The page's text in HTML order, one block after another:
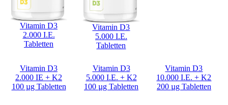
Vitamin D3
2.000 I.E.
Tabletten
Vitamin D3
5.000 I.E.
Tabletten
Vitamin D3
2.000 IE + K2
100 µg Tabletten
Vitamin D3
5.000 I.E. + K2
100 µg Tabletten
Vitamin D3
10.000 I.E. + K2
200 µg Tabletten